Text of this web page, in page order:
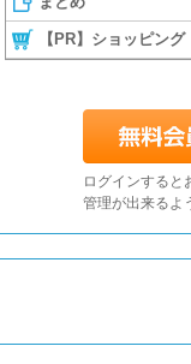
【PR】ショッピング
ログインすると
管理が出来るよ